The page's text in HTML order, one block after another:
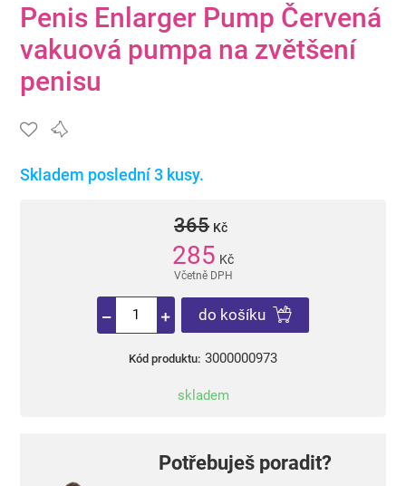
Penis Enlarger Pump Červená
vakuová pumpa na zvětšení
penisu
Skladem poslední 3 kusy.
365 Kč
285 Kč
Včetně DPH
do košíku
Kód produktu: 3000000973
skladem
Potřebuješ poradit?